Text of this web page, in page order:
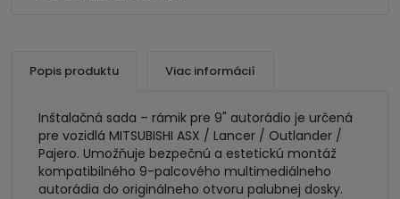
Outlander
Pajero
Popis produktu Viac informácií
Inštalačná sada – rámik pre 9" autorádio je určená
pre vozidlá MITSUBISHI ASX / Lancer / Outlander /
Pajero. Umožňuje bezpečnú a estetickú montáž
kompatibilného 9-palcového multimediálneho
autorádia do originálneho otvoru palubnej dosky.